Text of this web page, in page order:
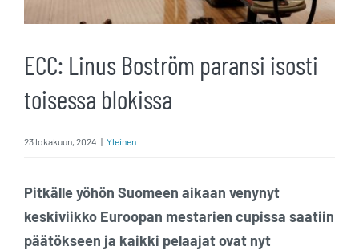
ECC: Linus Boström paransi isosti
toisessa blokissa
23 lokakuun, 2024 | Yleinen
Pitkälle yöhön Suomeen aikaan venynyt
keskiviikko Euroopan mestarien cupissa saatiin
päätökseen ja kaikki pelaajat ovat nyt